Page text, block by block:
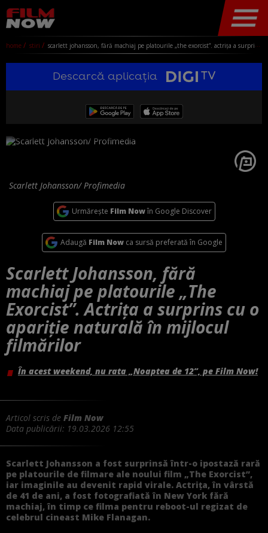
home stiri scarlett johansson, fără machiaj pe platourile „the exorcist”. actrița a surprins cu o apariție naturală în mijlocul filmărilor
Descarcă aplicația
Scarlett Johansson/ Profimedia
Urmărește Film Nowîn Google Discover
Adaugă Film Now ca sursă preferată în Google
Scarlett Johansson, fără
machiaj pe platourile „The
Exorcist”. Actrița a surprins cu o
apariție naturală în mijlocul
filmărilor
În acest weekend, nu rata „Noaptea de 12”, pe Film Now!
Articol scris de Film Now
Data publicării: 19.03.2026 12:55
Scarlett Johansson a fost surprinsă într-o ipostază rară
pe platourile de filmare ale noului film „The Exorcist”,
iar imaginile au devenit rapid virale. Actrița, în vârstă
de 41 de ani, a fost fotografiată în New York fără
machiaj, în timp ce filma pentru reboot-ul regizat de
celebrul cineast Mike Flanagan.